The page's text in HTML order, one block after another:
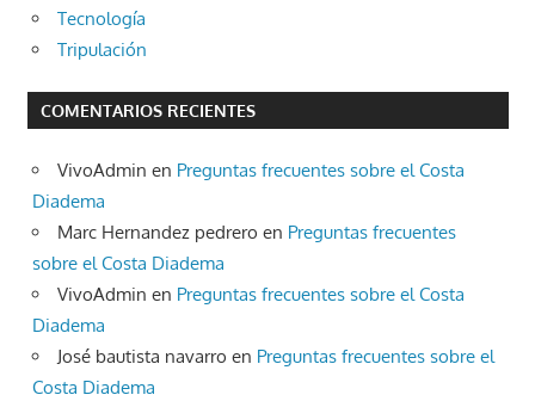
Tecnología
Tripulación
COMENTARIOS RECIENTES
VivoAdmin en Preguntas frecuentes sobre el Costa
Diadema
Marc Hernandez pedrero en Preguntas frecuentes
sobre el Costa Diadema
VivoAdmin en Preguntas frecuentes sobre el Costa
Diadema
José bautista navarro en Preguntas frecuentes sobre el
Costa Diadema